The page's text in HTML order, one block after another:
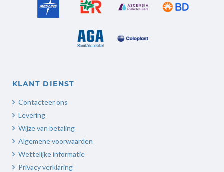
KLANT DIENST
Contacteer ons
Levering
Wijze van betaling
Algemene voorwaarden
Wettelijke informatie
Privacy verklaring